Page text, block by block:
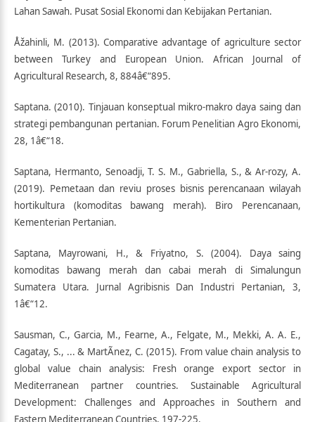
Lahan Sawah. Pusat Sosial Ekonomi dan Kebijakan Pertanian.
Åžahinli, M. (2013). Comparative advantage of agriculture sector
between Turkey and European Union. African Journal of
Agricultural Research, 8, 884â€“895.
Saptana. (2010). Tinjauan konseptual mikro-makro daya saing dan
strategi pembangunan pertanian. Forum Penelitian Agro Ekonomi,
28, 1â€“18.
Saptana, Hermanto, Senoadji, T. S. M., Gabriella, S., & Ar-rozy, A.
(2019). Pemetaan dan reviu proses bisnis perencanaan wilayah
hortikultura (komoditas bawang merah). Biro Perencanaan,
Kementerian Pertanian.
Saptana, Mayrowani, H., & Friyatno, S. (2004). Daya saing
komoditas bawang merah dan cabai merah di Simalungun
Sumatera Utara. Jurnal Agribisnis Dan Industri Pertanian, 3,
1â€“12.
Sausman, C., Garcia, M., Fearne, A., Felgate, M., Mekki, A. A. E.,
Cagatay, S., ... & MartÃ­nez, C. (2015). From value chain analysis to
global value chain analysis: Fresh orange export sector in
Mediterranean partner countries. Sustainable Agricultural
Development: Challenges and Approaches in Southern and
Eastern Mediterranean Countries, 197-225.